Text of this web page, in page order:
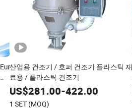
산업용 건조기 / 호퍼 건조기 플라스틱 재
료용 / 플라스틱 건조기
US$281.00-422.00
1 SET (MOQ)